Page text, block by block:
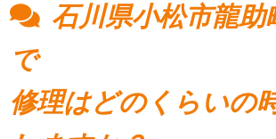
石川県小松市龍助
で
修理はどのくらいの